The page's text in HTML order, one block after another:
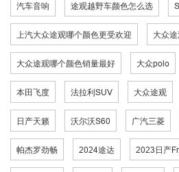
汽车音响 途观越野车颜色怎么选
上汽大众途观哪个颜色更受欢迎 大众
大众途观哪个颜色销量最好 大众polo
本田飞度 法拉利SUV 大众途观
日产天籁 沃尔沃S60 广汽三菱
帕杰罗劲畅 2024途达 2023日产